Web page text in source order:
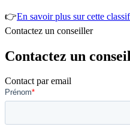
👉En savoir plus sur cette
Contactez un conseiller
Contactez un
Contact par email